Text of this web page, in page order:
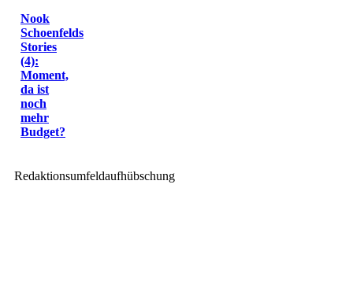
Nook
Schoenfelds
Stories
(4):
Moment,
da ist
noch
mehr
Budget?
Redaktionsumfeldaufhübschung